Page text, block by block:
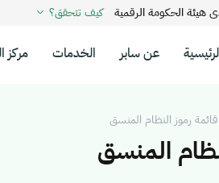
الحكومة الرقمية كيف تتحقق؟
الرئيسية عن سابر الخدمات مركز
قائمة رموز النظام المنسق
المنسق